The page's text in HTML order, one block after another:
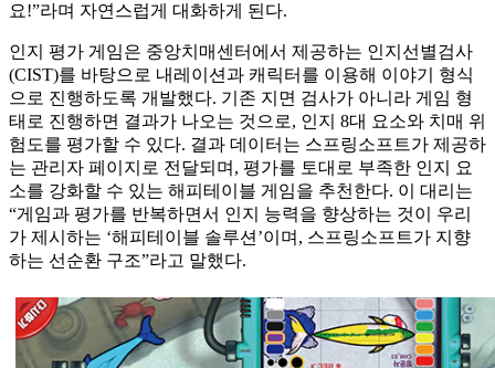
요!”라며 자연스럽게 대화하게 된다.
인지 평가 게임은 중앙치매센터에서 제공하는 인지선별검사
(CIST)를 바탕으로 내레이션과 캐릭터를 이용해 이야기 형식
으로 진행하도록 개발했다. 기존 지면 검사가 아니라 게임 형
태로 진행하면 결과가 나오는 것으로, 인지 8대 요소와 치매 위
험도를 평가할 수 있다. 결과 데이터는 스프링소프트가 제공하
는 관리자 페이지로 전달되며, 평가를 토대로 부족한 인지 요
소를 강화할 수 있는 해피테이블 게임을 추천한다. 이 대리는
“게임과 평가를 반복하면서 인지 능력을 향상하는 것이 우리
가 제시하는 ‘해피테이블 솔루션’이며, 스프링소프트가 지향
하는 선순환 구조”라고 말했다.